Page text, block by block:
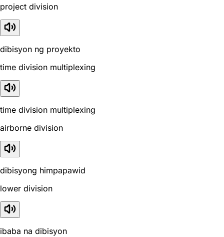
project division
dibisyon ng proyekto
time division multiplexing
time division multiplexing
airborne division
dibisyong himpapawid
lower division
ibaba na dibisyon